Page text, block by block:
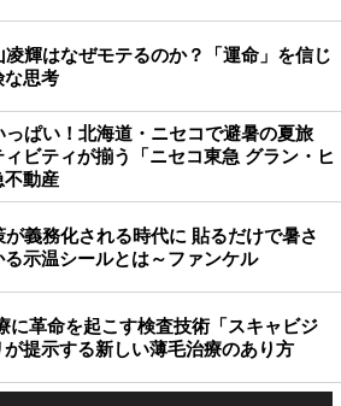
凌輝はなぜモテるのか？「運命」を信じ
な思考
ぱい！北海道・ニセコで避暑の夏旅
ビティが揃う「ニセコ東急 グラン・ヒ
不動産
義務化される時代に 貼るだけで暑さ
示温シールとは～ファンケル
に革命を起こす検査技術「スキャビジ
が提示する新しい薄毛治療のあり方